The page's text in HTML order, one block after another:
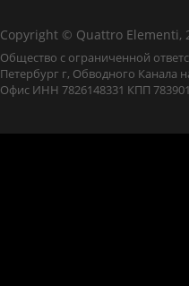
Copyright © Quattro Elementi,
Общество с ограниченной
Петербург г, Обводного Канала
Офис ИНН 7826148331 КПП